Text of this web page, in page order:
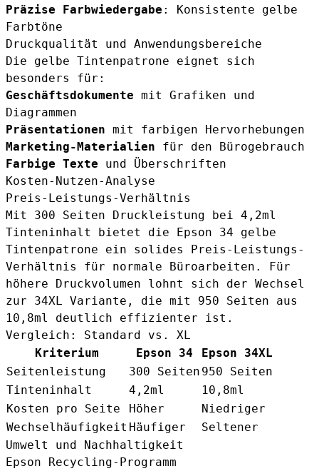
Präzise Farbwiedergabe : Konsistente gelbe
Farbtöne
Druckqualität und Anwendungsbereiche
Die gelbe Tintenpatrone eignet sich
besonders für:
Geschäftsdokumente mit Grafiken und
Diagrammen
Präsentationen mit farbigen Hervorhebungen
Marketing-Materialien für den Bürogebrauch
Farbige Texte und Überschriften
Kosten-Nutzen-Analyse
Preis-Leistungs-Verhältnis
Mit 300 Seiten Druckleistung bei 4,2ml
Tinteninhalt bietet die Epson 34 gelbe
Tintenpatrone ein solides Preis-Leistungs-
Verhältnis für normale Büroarbeiten. Für
höhere Druckvolumen lohnt sich der Wechsel
zur 34XL Variante , die mit 950 Seiten aus
10,8ml deutlich effizienter ist.
Vergleich: Standard vs. XL
Kriterium
Epson 34
Epson 34XL
Seitenleistung
300 Seiten 950 Seiten
Tinteninhalt
4,2ml
10,8ml
Kosten pro Seite
Höher
Niedriger
Wechselhäufigkeit Häufiger
Seltener
Umwelt und Nachhaltigkeit
Epson Recycling-Programm